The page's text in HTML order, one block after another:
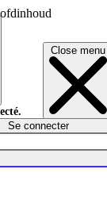
Close menu
Se connecter